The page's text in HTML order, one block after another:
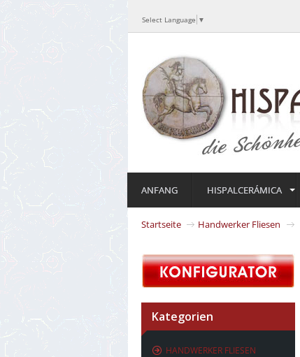
Select Language ▼
ANFANG HISPALCERÁMICA
Startseite Handwerker Fliesen
Kategorien
HANDWERKER FLIESEN